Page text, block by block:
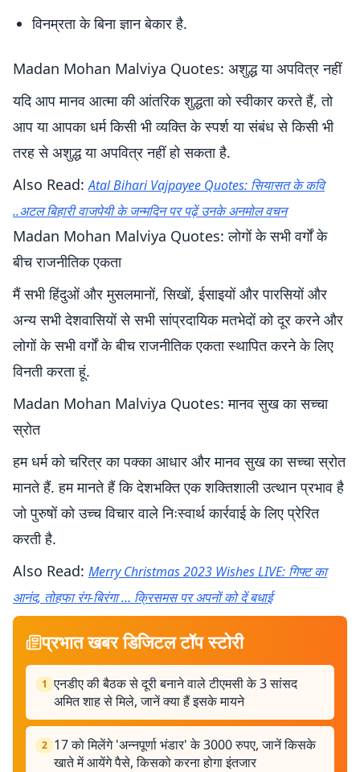
विनम्रता के बिना ज्ञान बेकार है.
Madan Mohan Malviya Quotes: अशुद्ध या अपवित्र नहीं
यदि आप मानव आत्मा की आंतरिक शुद्धता को स्वीकार करते हैं, तो
आप या आपका धर्म किसी भी व्यक्ति के स्पर्श या संबंध से किसी भी
तरह से अशुद्ध या अपवित्र नहीं हो सकता है.
Also Read:Atal Bihari Vajpayee Quotes: सियासत के कवि
..अटल बिहारी वाजपेयी के जन्मदिन पर पढ़ें उनके अनमोल वचन
Madan Mohan Malviya Quotes: लोगों के सभी वर्गों के
बीच राजनीतिक एकता
मैं सभी हिंदुओं और मुसलमानों, सिखों, ईसाइयों और पारसियों और
अन्य सभी देशवासियों से सभी सांप्रदायिक मतभेदों को दूर करने और
लोगों के सभी वर्गों के बीच राजनीतिक एकता स्थापित करने के लिए
विनती करता हूं.
Madan Mohan Malviya Quotes: मानव सुख का सच्चा
स्रोत
हम धर्म को चरित्र का पक्का आधार और मानव सुख का सच्चा स्रोत
मानते हैं. हम मानते हैं कि देशभक्ति एक शक्तिशाली उत्थान प्रभाव है
जो पुरुषों को उच्च विचार वाले निःस्वार्थ कार्रवाई के लिए प्रेरित
करती है.
Also Read: Merry Christmas 2023 Wishes LIVE: गिफ्ट का
आनंद, तोहफा रंग-बिरंगा … क्रिसमस पर अपनों को दें बधाई
प्रभात खबर डिजिटल टॉप स्टोरी
1 एनडीए की बैठक से दूरी बनाने वाले टीएमसी के 3 सांसद
अमित शाह से मिले, जानें क्या हैं इसके मायने
2 17 को मिलेंगे 'अन्नपूर्णा भंडार' के 3000 रुपए, जानें किसके
खाते में आयेंगे पैसे, किसको करना होगा इंतजार